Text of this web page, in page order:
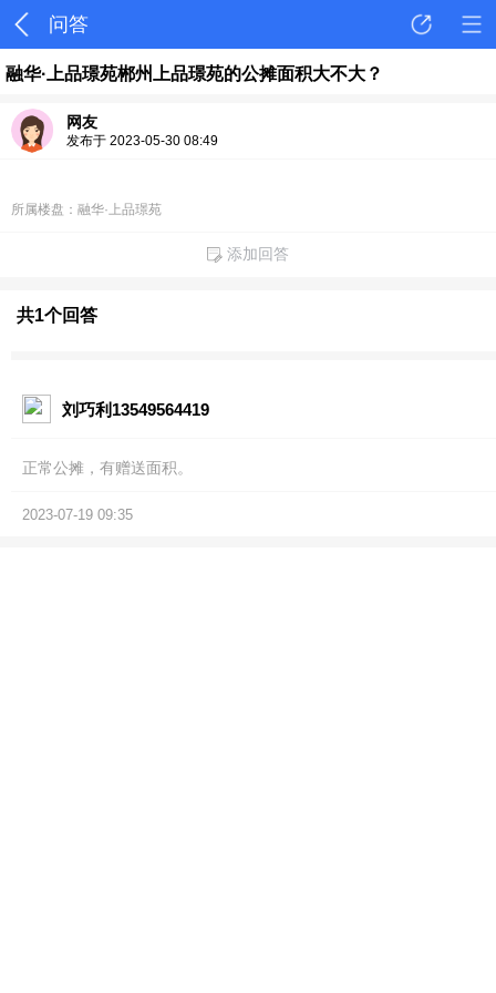
问答
融华·上品璟苑郴州上品璟苑的公摊面积大不大？
网友
发布于 2023-05-30 08:49
所属楼盘：融华·上品璟苑
添加回答
共1个回答
刘巧利13549564419
正常公摊，有赠送面积。
2023-07-19 09:35